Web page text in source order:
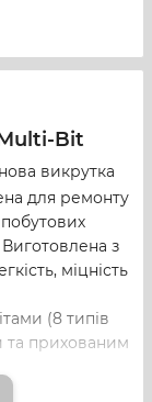
Bit
викрутка
для ремонту
з
міцність
(8 типів
та прихованим
підходить
хто шукає